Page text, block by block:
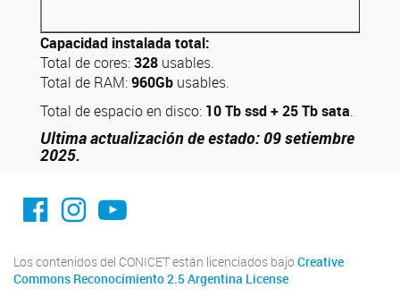
Capacidad instalada total:
Total de cores:328 usables.
Total de RAM:960Gb usables.
Total de espacio en disco: 10 Tb ssd + 25 Tb sata.
Ultima actualización de estado: 09 setiembre
2025.
facebook imit.conicet
imit.conicet
Youtube
Los contenidos del CONICET están licenciados bajo Creative
Commons Reconocimiento 2.5 Argentina License